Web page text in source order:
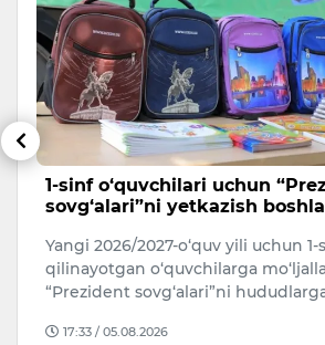
1-sinf o‘quvchilari uchun
sovg‘alari”ni yetkazish
Yangi 2026/2027-o‘quv yili uchun
qilinayotgan o‘quvchilarga
“Prezident sovg‘alari”ni
17:33 / 05.08.2026